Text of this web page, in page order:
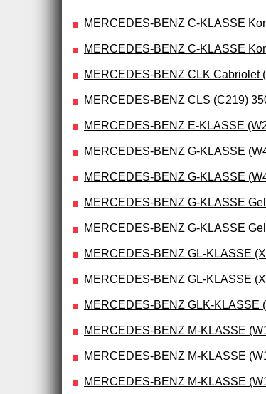
MERCEDES-BENZ C-KLASSE
MERCEDES-BENZ C-KLASSE
MERCEDES-BENZ CLK Cabriolet
MERCEDES-BENZ CLS (C219)
MERCEDES-BENZ E-KLASSE
MERCEDES-BENZ G-KLASSE
MERCEDES-BENZ G-KLASSE
MERCEDES-BENZ G-KLASSE
MERCEDES-BENZ G-KLASSE
MERCEDES-BENZ GL-KLASSE
MERCEDES-BENZ GL-KLASSE
MERCEDES-BENZ GLK-KLASSE
MERCEDES-BENZ M-KLASSE
MERCEDES-BENZ M-KLASSE
MERCEDES-BENZ M-KLASSE